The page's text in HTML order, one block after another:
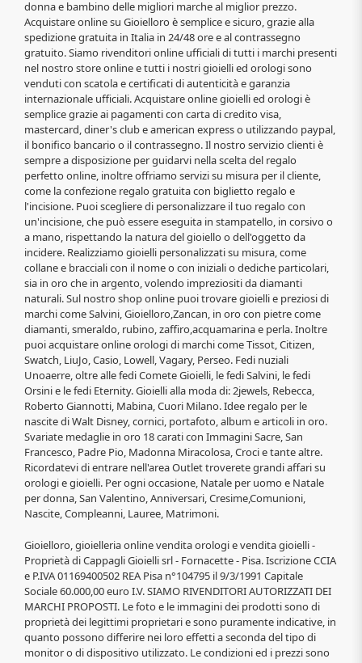
donna e bambino delle migliori marche al miglior prezzo.
Acquistare online su Gioielloro è semplice e sicuro, grazie alla
spedizione gratuita in Italia in 24/48 ore e al contrassegno
gratuito. Siamo rivenditori online ufficiali di tutti i marchi presenti
nel nostro store online e tutti i nostri gioielli ed orologi sono
venduti con scatola e certificati di autenticità e garanzia
internazionale ufficiali. Acquistare online gioielli ed orologi è
semplice grazie ai pagamenti con carta di credito visa,
mastercard, diner's club e american express o utilizzando paypal,
il bonifico bancario o il contrassegno. Il nostro servizio clienti è
sempre a disposizione per guidarvi nella scelta del regalo
perfetto online, inoltre offriamo servizi su misura per il cliente,
come la confezione regalo gratuita con biglietto regalo e
l'incisione. Puoi scegliere di personalizzare il tuo regalo con
un'incisione, che può essere eseguita in stampatello, in corsivo o
a mano, rispettando la natura del gioiello o dell'oggetto da
incidere. Realizziamo gioielli personalizzati su misura, come
collane e bracciali con il nome o con iniziali o dediche particolari,
sia in oro che in argento, volendo impreziositi da diamanti
naturali. Sul nostro shop online puoi trovare gioielli e preziosi di
marchi come Salvini, Gioielloro,Zancan, in oro con pietre come
diamanti, smeraldo, rubino, zaffiro,acquamarina e perla. Inoltre
puoi acquistare online orologi di marchi come Tissot, Citizen,
Swatch, LiuJo, Casio, Lowell, Vagary, Perseo. Fedi nuziali
Unoaerre, oltre alle fedi Comete Gioielli, le fedi Salvini, le fedi
Orsini e le fedi Eternity. Gioielli alla moda di: 2jewels, Rebecca,
Roberto Giannotti, Mabina, Cuori Milano. Idee regalo per le
nascite di Walt Disney, cornici, portafoto, album e articoli in oro.
Svariate medaglie in oro 18 carati con Immagini Sacre, San
Francesco, Padre Pio, Madonna Miracolosa, Croci e tante altre.
Ricordatevi di entrare nell'area Outlet troverete grandi affari su
orologi e gioielli. Per ogni occasione, Natale per uomo e Natale
per donna, San Valentino, Anniversari, Cresime,Comunioni,
Nascite, Compleanni, Lauree, Matrimoni.
Gioielloro, gioielleria online vendita orologi e vendita gioielli -
Proprietà di Cappagli Gioielli srl - Fornacette - Pisa. Iscrizione CCIA
e P.IVA 01169400502 REA Pisa n°104795 il 9/3/1991 Capitale
Sociale 60.000,00 euro I.V. SIAMO RIVENDITORI AUTORIZZATI DEI
MARCHI PROPOSTI. Le foto e le immagini dei prodotti sono di
proprietà dei legittimi proprietari e sono puramente indicative, in
quanto possono differire nei loro effetti a seconda del tipo di
monitor o di dispositivo utilizzato. Le condizioni ed i prezzi sono